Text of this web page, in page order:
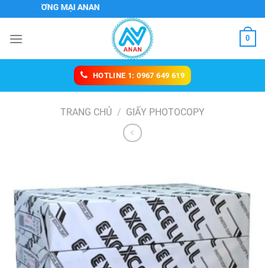
đến
nội
MẠI ANAN
0
HOTLINE 1: 0967 649 619
TRANG CHỦ / GIẤY PHOTOCOPY